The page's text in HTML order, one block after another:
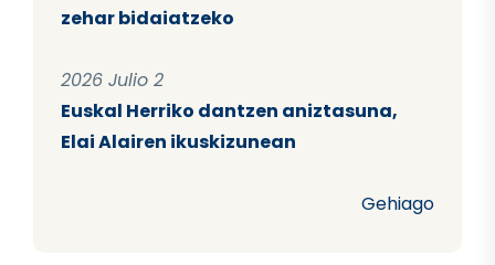
zehar bidaiatzeko
2026 Julio 2
Euskal Herriko dantzen aniztasuna,
Elai Alairen ikuskizunean
Gehiago